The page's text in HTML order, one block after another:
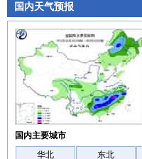
国内天气预报
国内主要城市
华北
东北